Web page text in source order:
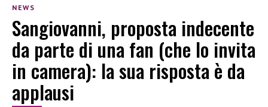
NEWS
Sangiovanni, proposta indecente
da parte di una fan (che lo invita
in camera): la sua risposta è da
applausi